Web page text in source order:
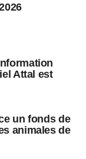
Attal est
un fonds de
animales de